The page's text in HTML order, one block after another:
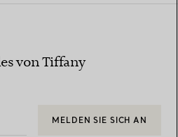
von Tiffany
MELDEN SIE SICH AN